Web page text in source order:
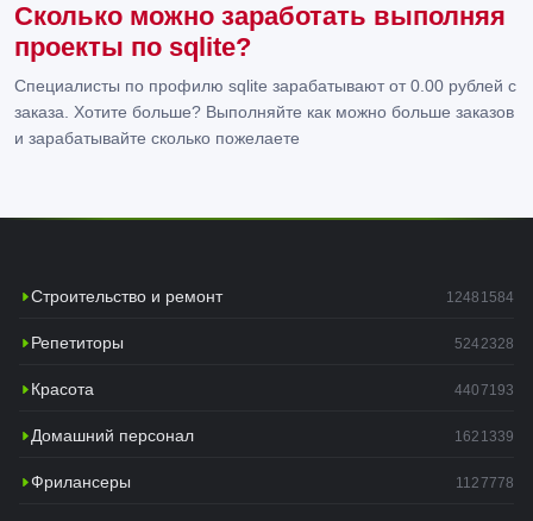
Сколько можно заработать выполняя
проекты по sqlite?
Специалисты по профилю sqlite зарабатывают от 0.00 рублей с
заказа. Хотите больше? Выполняйте как можно больше заказов
и зарабатывайте сколько пожелаете
Строительство и ремонт 12481584
Репетиторы 5242328
Красота 4407193
Домашний персонал 1621339
Фрилансеры 1127778